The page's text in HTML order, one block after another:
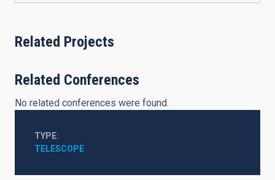
Related Projects
Related Conferences
No related conferences were found.
TYPE
TELESCOPE